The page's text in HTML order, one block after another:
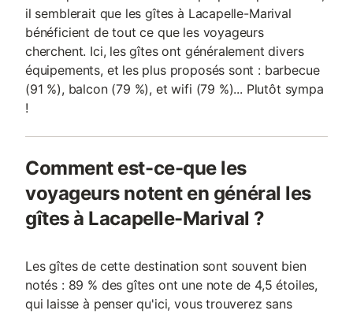
il semblerait que les gîtes à Lacapelle-Marival
bénéficient de tout ce que les voyageurs
cherchent. Ici, les gîtes ont généralement divers
équipements, et les plus proposés sont : barbecue
(91 %), balcon (79 %), et wifi (79 %)... Plutôt sympa
!
Comment est-ce-que les
voyageurs notent en général les
gîtes à Lacapelle-Marival ?
Les gîtes de cette destination sont souvent bien
notés : 89 % des gîtes ont une note de 4,5 étoiles,
qui laisse à penser qu'ici, vous trouverez sans